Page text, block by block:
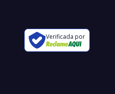
Verificada por